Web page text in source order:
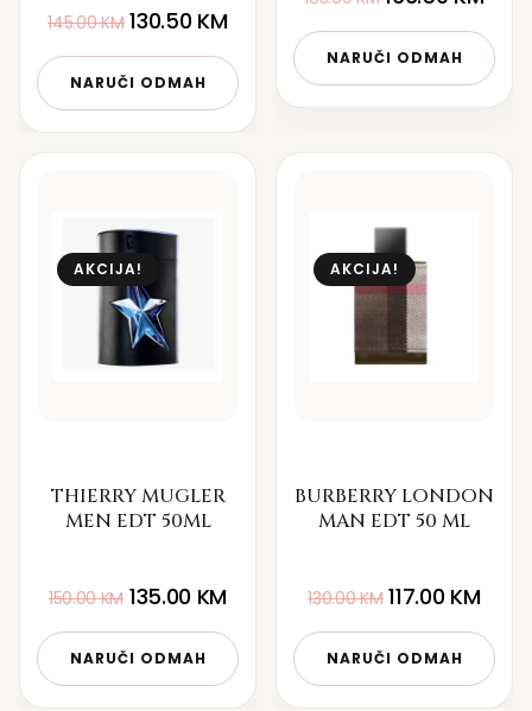
145.00KM 130.50 KM
NARUČI ODMAH
NARUČI ODMAH
AKCIJA!
THIERRY MUGLER
MEN EDT 50ML
150.00KM 135.00 KM
NARUČI ODMAH
AKCIJA!
BURBERRY LONDON
MAN EDT 50 ML
130.00KM 117.00 KM
NARUČI ODMAH